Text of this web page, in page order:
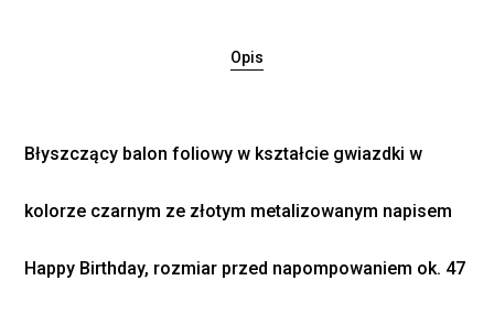
Opis
Błyszczący balon foliowy w kształcie gwiazdki w
kolorze czarnym ze złotym metalizowanym napisem
Happy Birthday, rozmiar przed napompowaniem ok. 47